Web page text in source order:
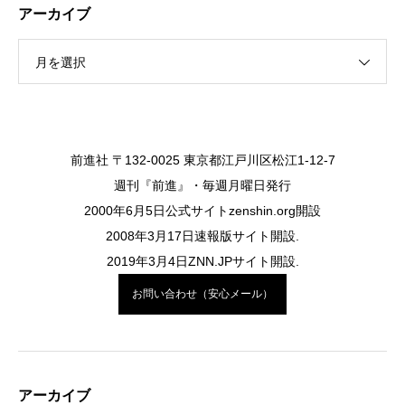
アーカイブ
月を選択
前進社 〒132-0025 東京都江戸川区松江1-12-7
週刊『前進』・毎週月曜日発行
2000年6月5日公式サイトzenshin.org開設
2008年3月17日速報版サイト開設.
2019年3月4日ZNN.JPサイト開設.
お問い合わせ（安心メール）
アーカイブ